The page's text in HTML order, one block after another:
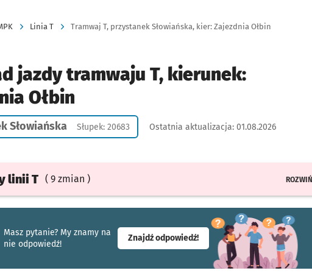
Linia T Tramwaj T, przystanek Słowiańska, kier: Zajezdnia Ołbin
jazdy tramwaju T, kierunek:
Ołbin
Słowiańska Słupek: 20683 Ostatnia aktualizacja: 01.08.2026
linii T ( 9 zmian )
ROZWIŃ
Masz pytanie? My znamy na
nie odpowiedź!
Znajdź odpowiedź!- otworzy się w nowej karcie